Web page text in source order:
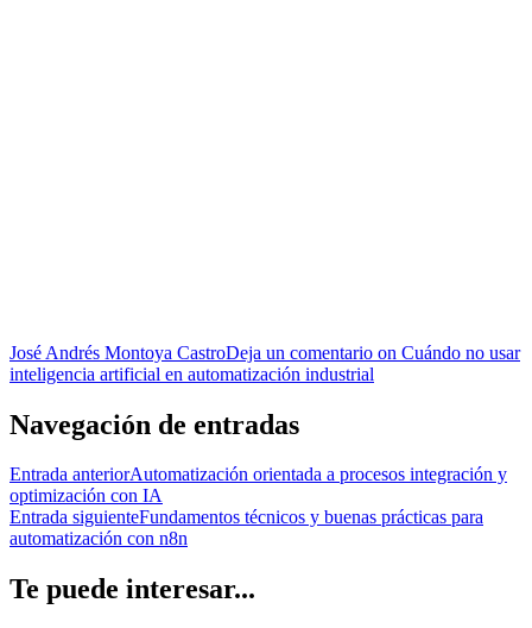
José Andrés Montoya CastroDeja un comentario on Cuándo no usar
inteligencia artificial en automatización industrial
Navegación de entradas
Entrada anteriorAutomatización orientada a procesos integración y
optimización con IA
Entrada siguienteFundamentos técnicos y buenas prácticas para
automatización con n8n
Te puede interesar...